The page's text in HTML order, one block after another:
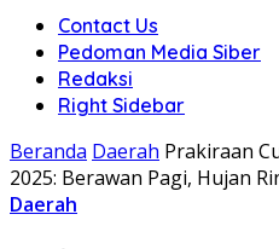
Contact Us
Pedoman Media Siber
Redaksi
Right Sidebar
Beranda Daerah Prakiraan
2025: Berawan Pagi, Hujan
Daerah